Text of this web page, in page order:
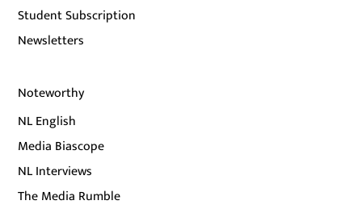
Student Subscription
Newsletters
Noteworthy
NL English
Media Biascope
NL Interviews
The Media Rumble